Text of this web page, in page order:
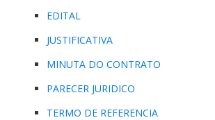
EDITAL
JUSTIFICATIVA
MINUTA DO CONTRATO
PARECER JURIDICO
TERMO DE REFERENCIA